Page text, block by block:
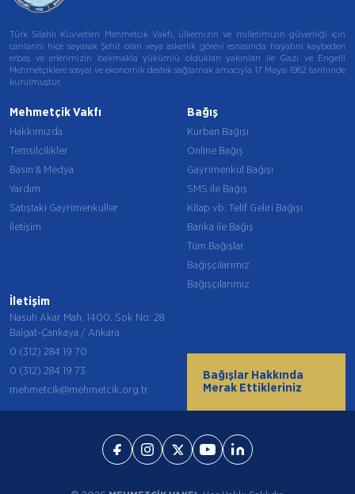
Türk Silahlı Kuvvetleri Mehmetçik Vakfı, ülkemizin ve milletimizin güvenliği için
canlarını hiçe sayarak Şehit olan veya askerlik görevi esnasında hayatını kaybeden
erbaş ve erlerimizin bakmakla yükümlü oldukları yakınları ile Gazi ve Engelli
Mehmetçiklere sosyal ve ekonomik destek sağlamak amacıyla 17 Mayıs 1982 tarihinde
kurulmuştur.
Mehmetçik Vakfı
Hakkımızda
Temsilcilikler
Basın & Medya
Yardım
Satıştaki Gayrimenkuller
İletişim
Bağış
Kurban Bağışı
Online Bağış
Gayrimenkul Bağışı
SMS ile Bağış
Kitap vb. Telif Geliri Bağışı
Banka ile Bağış
Tüm Bağışlar
Bağışçılarımız
Bağışçılarımız
İletişim
Nasuh Akar Mah. 1400. Sok No: 28
Balgat-Çankaya / Ankara
0 (312) 284 19 70
0 (312) 284 19 73
mehmetcik@mehmetcik.org.tr
Bağışlar Hakkında
Merak Ettikleriniz